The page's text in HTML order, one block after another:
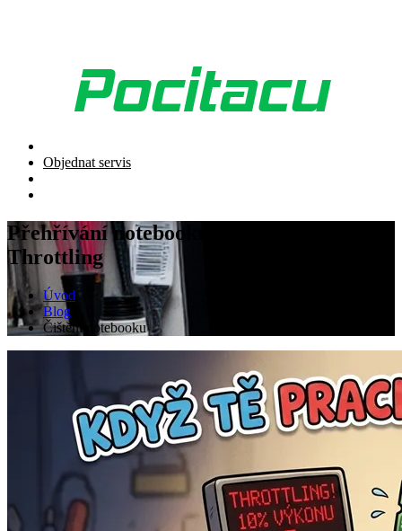
Objednat servis
Přehřívání notebooku a Thermal
Throttling
Úvod
Blog
Čištění notebooku